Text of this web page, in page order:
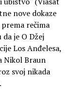
nove dokaze
rečima
je O Džej
Los Anđelesa,
Nikol Braun
svoj nikada